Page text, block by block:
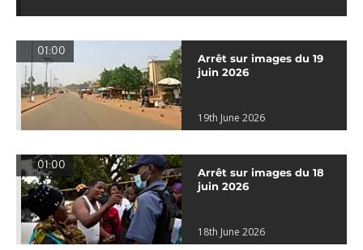
01:00
Arrêt sur images du 19
juin 2026
19th June 2026
01:00
Arrêt sur images du 18
juin 2026
18th June 2026